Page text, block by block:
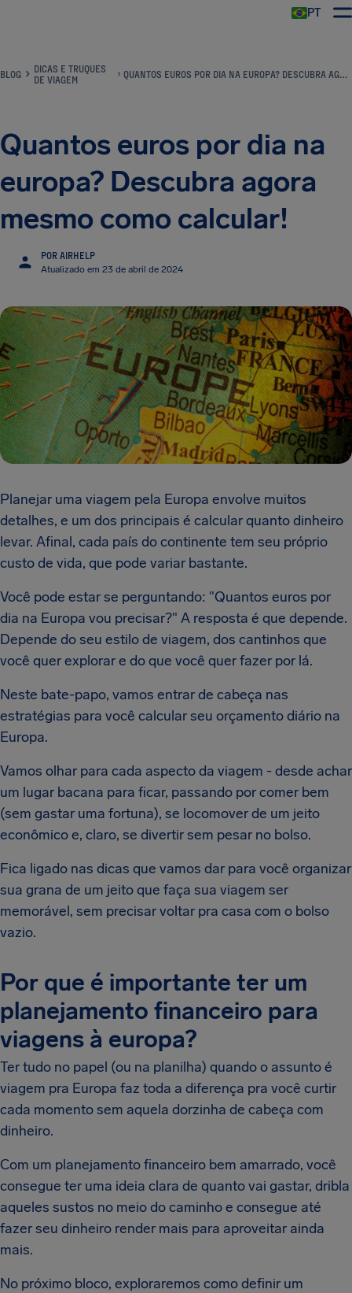
PT
BLOG
DICAS E TRUQUES
DE VIAGEM
QUANTOS EUROS POR DIA NA EUROPA? DESCUBRA AGORA MESMO COMO CALCULAR!
Quantos euros por dia na
europa? Descubra agora
mesmo como calcular!
POR AIRHELP
Atualizado em 23 de abril de 2024
Planejar uma viagem pela Europa envolve muitos
detalhes, e um dos principais é calcular quanto dinheiro
levar. Afinal, cada país do continente tem seu próprio
custo de vida, que pode variar bastante.
Você pode estar se perguntando: "Quantos euros por
dia na Europa vou precisar?" A resposta é que depende.
Depende do seu estilo de viagem, dos cantinhos que
você quer explorar e do que você quer fazer por lá.
Neste bate-papo, vamos entrar de cabeça nas
estratégias para você calcular seu orçamento diário na
Europa.
Vamos olhar para cada aspecto da viagem - desde achar
um lugar bacana para ficar, passando por comer bem
(sem gastar uma fortuna), se locomover de um jeito
econômico e, claro, se divertir sem pesar no bolso.
Fica ligado nas dicas que vamos dar para você organizar
sua grana de um jeito que faça sua viagem ser
memorável, sem precisar voltar pra casa com o bolso
vazio.
Por que é importante ter um
planejamento financeiro para
viagens à europa?
Ter tudo no papel (ou na planilha) quando o assunto é
viagem pra Europa faz toda a diferença pra você curtir
cada momento sem aquela dorzinha de cabeça com
dinheiro.
Com um planejamento financeiro bem amarrado, você
consegue ter uma ideia clara de quanto vai gastar, dribla
aqueles sustos no meio do caminho e consegue até
fazer seu dinheiro render mais para aproveitar ainda
mais.
No próximo bloco, exploraremos como definir um